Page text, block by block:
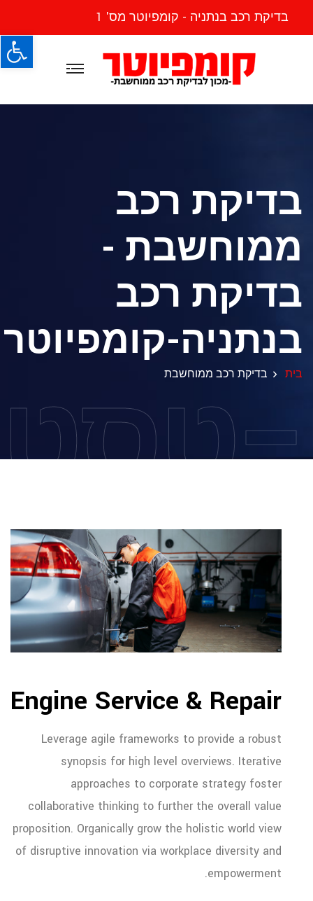
בדיקת רכב בנתניה - קומפיוטר מס' 1
בדיקת רכב
ממוחשבת -
בדיקת רכב
בנתניה-קומפיוטר
בית בדיקת רכב ממוחשבתטסט
Engine Service & Repair
Leverage agile frameworks to provide a robust
synopsis for high level overviews. Iterative
approaches to corporate strategy foster
collaborative thinking to further the overall value
proposition. Organically grow the holistic world view
of disruptive innovation via workplace diversity and
empowerment.